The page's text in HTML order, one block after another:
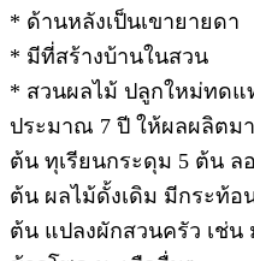
* ด้านหลังเป็นเขายายดา
* มีที่สร้างบ้านในสวน
* สวนผลไม้ ปลูกใหม่ทดแ
ประมาณ 7 ปี ให้ผลผลิตม
ต้น ทุเรียนกระดุม 5 ต้น ล
ต้น ผลไม้ดั้งเดิม มีกระท้อ
ต้น แปลงผักสวนครัว เช่น